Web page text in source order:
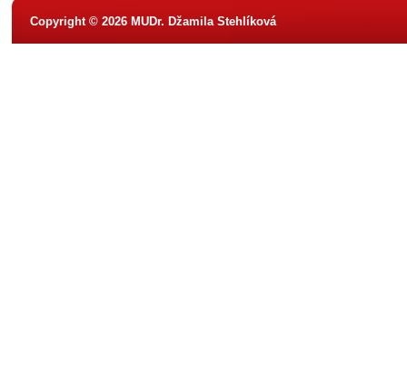
Copyright © 2026 MUDr. Džamila Stehlíková